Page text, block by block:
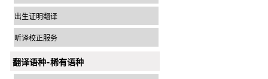
出生证明翻译
听译校正服务
翻译语种-稀有语种